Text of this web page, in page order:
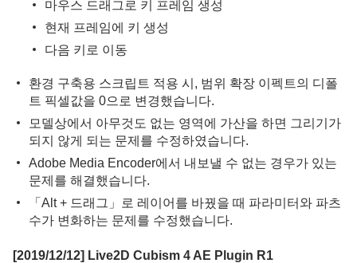
마우스 드래그로 키 프레임 생성
현재 프레임에 키 생성
다음 키로 이동
환경 구축용 스크립트 적용 시, 범위 확장 이펙트의 디폴
트 픽셀값을 0으로 변경했습니다.
모델상에서 아무것도 없는 영역에 가산을 하면 그리기가
되지 않게 되는 문제를 수정하였습니다.
Adobe Media Encoder에서 내보낼 수 없는 경우가 있는
문제를 해결했습니다.
「Alt + 드래그」로 레이어를 바꿨을 때 파라미터와 파츠
수가 변화하는 문제를 수정했습니다.
[2019/12/12] Live2D Cubism 4 AE Plugin R1